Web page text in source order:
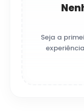
Seja a